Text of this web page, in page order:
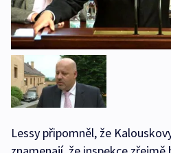
Lessy připomněl, že